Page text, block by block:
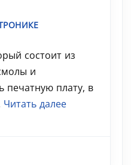
состоит из
и
печатную плату, в
Читать далее